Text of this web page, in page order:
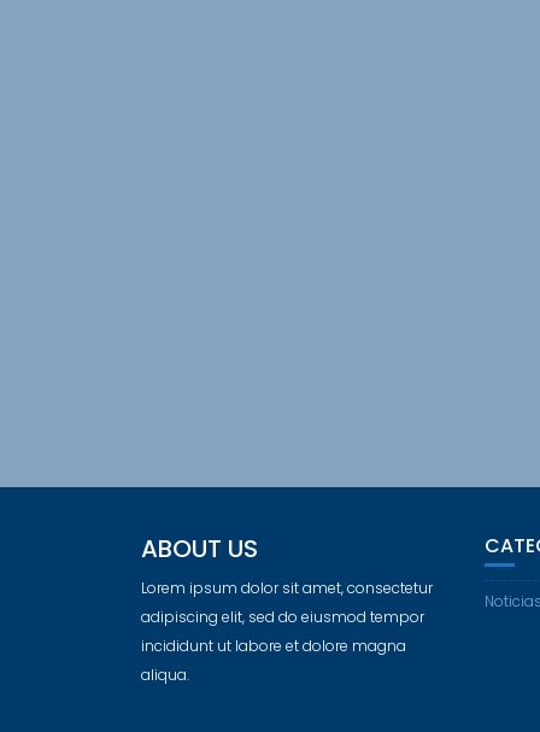
ABOUT US
Lorem ipsum dolor sit amet, consectetur
adipiscing elit, sed do eiusmod tempor
incididunt ut labore et dolore magna
aliqua.
Noticias